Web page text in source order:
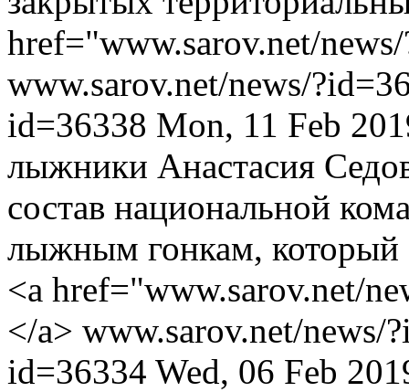
href="www.sarov.net/
www.sarov.net/news/
id=36338 Mon, 11 Feb
лыжники Анастасия
состав национальной
лыжным гонкам, который
<a href="www.sarov.net/
</a> www.sarov.net/news/
id=36334 Wed, 06 Feb